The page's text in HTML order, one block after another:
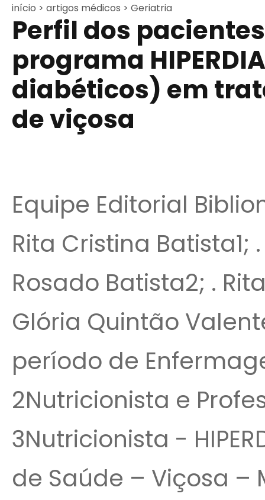
início > artigos médicos > Geriatria
Perfil dos
programa
diabéticos) em
de viçosa
Equipe Editorial
Rita Cristina
Rosado Batista2; .
Glória Quintão
período de
2Nutricionista e
3Nutricionista -
de Saúde – Viçosa –